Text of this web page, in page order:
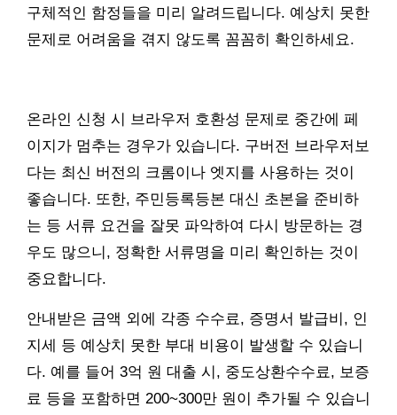
구체적인 함정들을 미리 알려드립니다. 예상치 못한
문제로 어려움을 겪지 않도록 꼼꼼히 확인하세요.
온라인 신청 시 브라우저 호환성 문제로 중간에 페
이지가 멈추는 경우가 있습니다. 구버전 브라우저보
다는 최신 버전의 크롬이나 엣지를 사용하는 것이
좋습니다. 또한, 주민등록등본 대신 초본을 준비하
는 등 서류 요건을 잘못 파악하여 다시 방문하는 경
우도 많으니, 정확한 서류명을 미리 확인하는 것이
중요합니다.
안내받은 금액 외에 각종 수수료, 증명서 발급비, 인
지세 등 예상치 못한 부대 비용이 발생할 수 있습니
다. 예를 들어 3억 원 대출 시, 중도상환수수료, 보증
료 등을 포함하면 200~300만 원이 추가될 수 있습니